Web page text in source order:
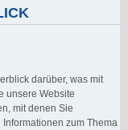
darüber, was mit
unsere Website
mit denen Sie
zum Thema